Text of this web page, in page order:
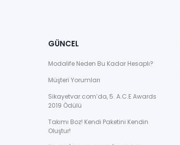
GÜNCEL
Modalife Neden Bu Kadar Hesaplı?
Müşteri Yorumları
Sikayetvar.com’da, 5. A.C.E Awards
2019 Ödülü
Takımı Boz! Kendi Paketini Kendin
Oluştur!